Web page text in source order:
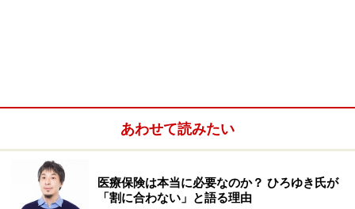
あわせて読みたい
医療保険は本当に必要なのか？ ひろゆき氏が
「割に合わない」と語る理由